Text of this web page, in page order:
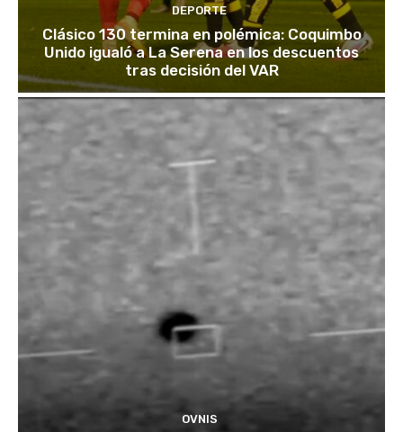
DEPORTE
Clásico 130 termina en polémica: Coquimbo
Unido igualó a La Serena en los descuentos
tras decisión del VAR
OVNIS